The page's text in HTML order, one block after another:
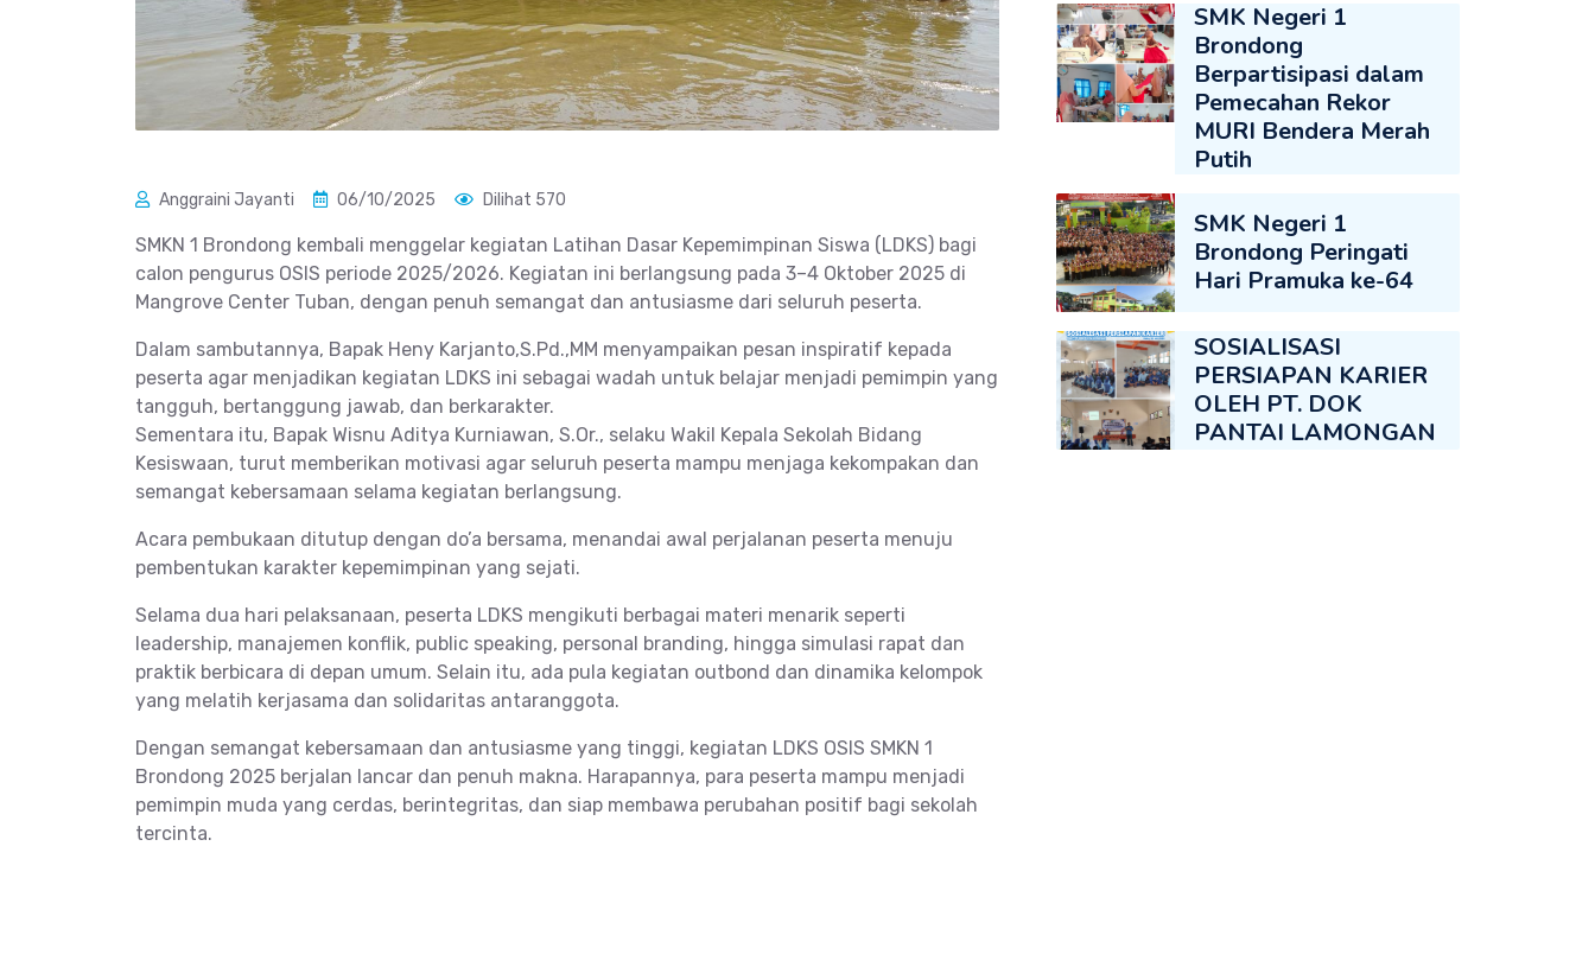
Anggraini Jayanti 06/10/2025 Dilihat 570
SMKN 1 Brondong kembali menggelar kegiatan Latihan Dasar Kepemimpinan Siswa (LDKS) bagi
calon pengurus OSIS periode 2025/2026. Kegiatan ini berlangsung pada 3–4 Oktober 2025 di
Mangrove Center Tuban, dengan penuh semangat dan antusiasme dari seluruh peserta.
Dalam sambutannya, Bapak Heny Karjanto,S.Pd.,MM menyampaikan pesan inspiratif kepada
peserta agar menjadikan kegiatan LDKS ini sebagai wadah untuk belajar menjadi pemimpin yang
tangguh, bertanggung jawab, dan berkarakter.
Sementara itu, Bapak Wisnu Aditya Kurniawan, S.Or., selaku Wakil Kepala Sekolah Bidang
Kesiswaan, turut memberikan motivasi agar seluruh peserta mampu menjaga kekompakan dan
semangat kebersamaan selama kegiatan berlangsung.
Acara pembukaan ditutup dengan do’a bersama, menandai awal perjalanan peserta menuju
pembentukan karakter kepemimpinan yang sejati.
Selama dua hari pelaksanaan, peserta LDKS mengikuti berbagai materi menarik seperti
leadership, manajemen konflik, public speaking, personal branding, hingga simulasi rapat dan
praktik berbicara di depan umum. Selain itu, ada pula kegiatan outbond dan dinamika kelompok
yang melatih kerjasama dan solidaritas antaranggota.
Dengan semangat kebersamaan dan antusiasme yang tinggi, kegiatan LDKS OSIS SMKN 1
Brondong 2025 berjalan lancar dan penuh makna. Harapannya, para peserta mampu menjadi
pemimpin muda yang cerdas, berintegritas, dan siap membawa perubahan positif bagi sekolah
tercinta.
SMK Negeri 1
Brondong
Berpartisipasi dalam
Pemecahan Rekor
MURI Bendera Merah
Putih
SMK Negeri 1
Brondong Peringati
Hari Pramuka ke-64
SOSIALISASI
PERSIAPAN KARIER
OLEH PT. DOK
PANTAI LAMONGAN